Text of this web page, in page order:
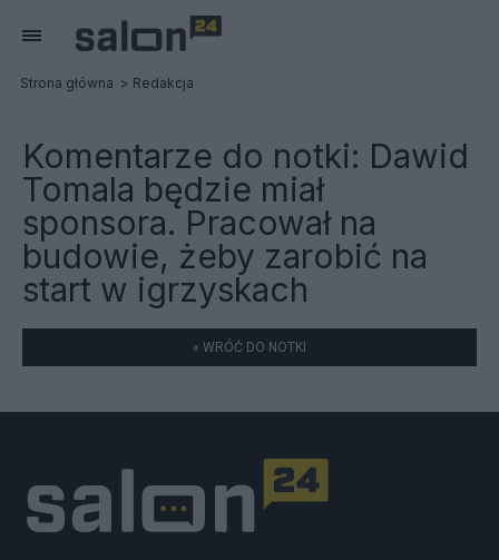
Strona główna Redakcja
Komentarze do notki: Dawid
Tomala będzie miał
sponsora. Pracował na
budowie, żeby zarobić na
start w igrzyskach
« WRÓĆ DO NOTKI